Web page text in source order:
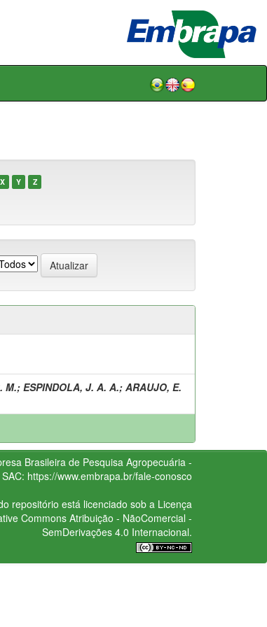
X Y Z
M.; ESPINDOLA, J. A. A.; ARAUJO, E.
Brasileira de Pesquisa Agropecuária -
SAC: https://www.embrapa.br/fale-conosco
repositório está licenciado sob a Licença
CommonsAtribuição - NãoComercial -
SemDerivações 4.0 Internacional.